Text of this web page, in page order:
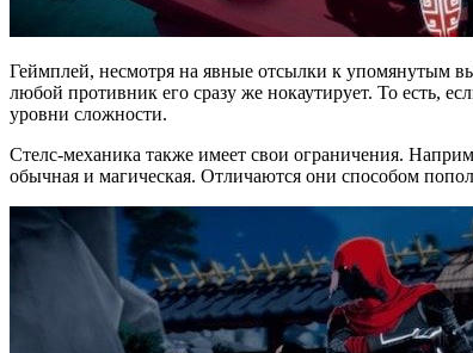
Геймплей, несмотря на явные отсылки к упомянутым
любой противник его сразу же нокаутирует. То есть,
уровни сложности.
Стелс-механика также имеет свои ограничения.
обычная и магическая. Отличаются они способом